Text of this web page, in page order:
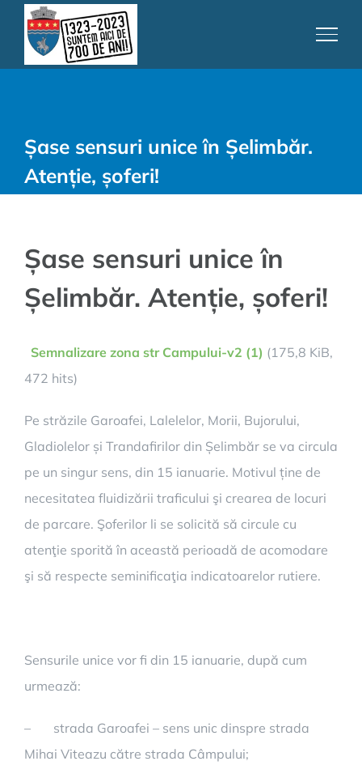
content
Șase sensuri unice în Șelimbăr.
Atenție, șoferi!
Șase sensuri unice în
Șelimbăr. Atenție, șoferi!
Semnalizare zona str Campului-v2 (1) (175,8 KiB,
472 hits)
Pe străzile Garoafei, Lalelelor, Morii, Bujorului,
Gladiolelor și Trandafirilor din Șelimbăr se va circula
pe un singur sens, din 15 ianuarie. Motivul ține de
necesitatea fluidizării traficului şi crearea de locuri
de parcare. Şoferilor li se solicită să circule cu
atenţie sporită în această perioadă de acomodare
şi să respecte seminificaţia indicatoarelor rutiere.
Sensurile unice vor fi din 15 ianuarie, după cum
urmează:
– strada Garoafei – sens unic dinspre strada
Mihai Viteazu către strada Câmpului;